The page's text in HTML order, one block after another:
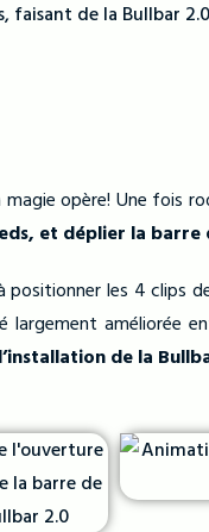
de la Bullbar
opère! Une fois
et déplier la
positionner les 4 clips
largement améliorée
de la